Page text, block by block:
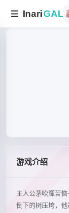
InariGAL
游戏介绍
主人公茅吹輝苦
倒下的树压垮，他